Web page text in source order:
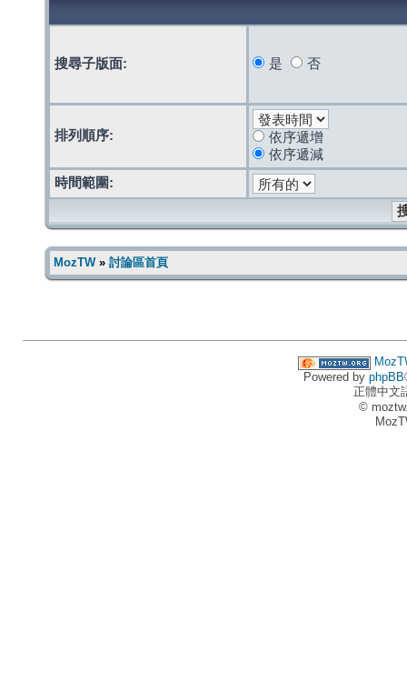
搜尋子版面: 是 否
排列順序:
依序遞增
依序遞減
時間範圍:
MozTW» 討論區首頁
Powered by phpBB
正體中文
©